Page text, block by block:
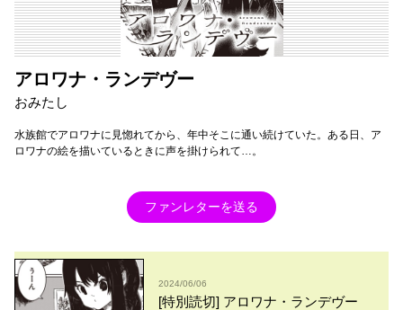
アロワナ・ランデヴー
おみたし
水族館でアロワナに見惚れてから、年中そこに通い続けていた。ある日、ア
ロワナの絵を描いているときに声を掛けられて…。
ファンレターを送る
2024/06/06
[特別読切] アロワナ・ランデヴー